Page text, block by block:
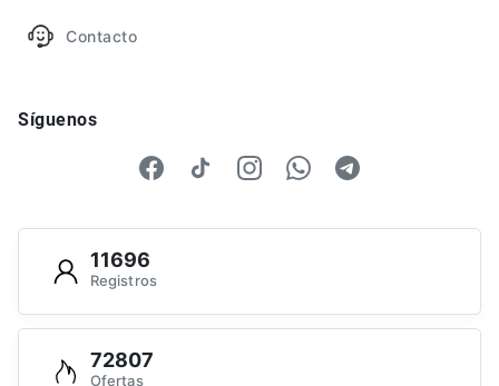
Contacto
Síguenos
11696
Registros
72807
Ofertas